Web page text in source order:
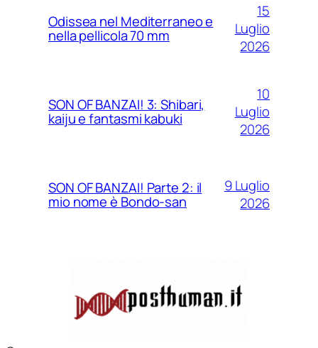
Odissea nel Mediterraneo e
nella pellicola 70 mm
15
Luglio
2026
SON OF BANZAI! 3: Shibari,
kaiju e fantasmi kabuki
10
Luglio
2026
SON OF BANZAI! Parte 2: il
mio nome è Bondo-san
9 Luglio
2026